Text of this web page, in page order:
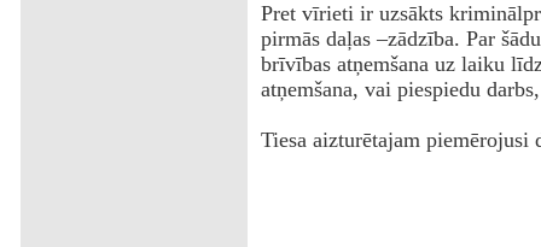
Pret vīrieti ir uzsākts
pirmās daļas –zādzība. Par
brīvības atņemšana uz laiku
atņemšana, vai piespiedu
Tiesa aizturētajam